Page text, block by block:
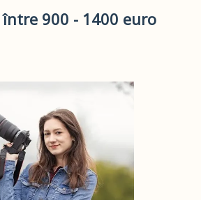
900 - 1400 euro